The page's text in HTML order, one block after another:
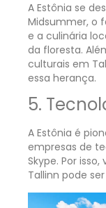
A Estônia se
Midsummer, o
e a culinária
da floresta.
culturais em
essa herança.
5.
A Estônia é
empresas de
Skype. Por
Tallinn pode